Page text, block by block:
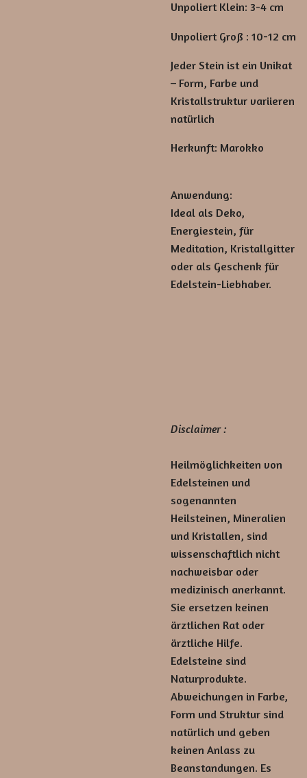
Unpoliert Klein: 3-4 cm
Unpoliert Groß : 10-12 cm
Jeder Stein ist ein Unikat
– Form, Farbe und
Kristallstruktur variieren
natürlich
Herkunft: Marokko
Anwendung:
Ideal als Deko,
Energiestein, für
Meditation, Kristallgitter
oder als Geschenk für
Edelstein-Liebhaber.
Disclaimer :
Heilmöglichkeiten von
Edelsteinen und
sogenannten
Heilsteinen, Mineralien
und Kristallen, sind
wissenschaftlich nicht
nachweisbar oder
medizinisch anerkannt.
Sie ersetzen keinen
ärztlichen Rat oder
ärztliche Hilfe.
Edelsteine sind
Naturprodukte.
Abweichungen in Farbe,
Form und Struktur sind
natürlich und geben
keinen Anlass zu
Beanstandungen. Es